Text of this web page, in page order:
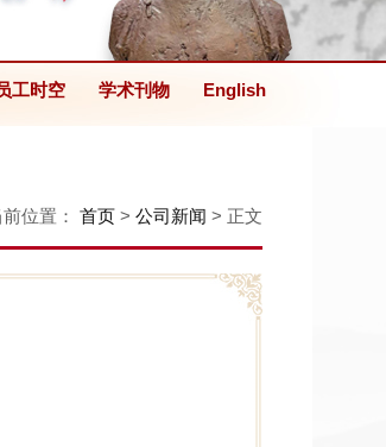
工时空 学术刊物 English
前位置： 首页 > 公司新闻 > 正文